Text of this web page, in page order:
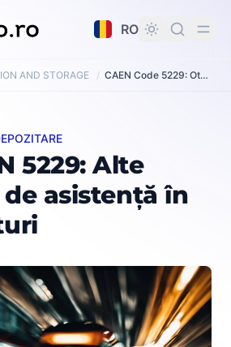
RO
AND STORAGE / CAEN Code 5229: Other transportation support activities
activități de asistență în
5229: Alte
asistență în